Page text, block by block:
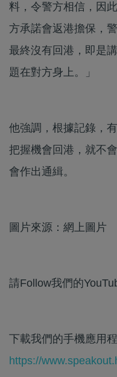
料，令警方相信，因
方承諾會返港擔保，
最終沒有回港，即是
題在對方身上。」
他強調，根據記錄，
把握機會回港，就不
會作出通緝。
圖片來源：網上圖片
請Follow我們的
下載我們的手機應用
https://